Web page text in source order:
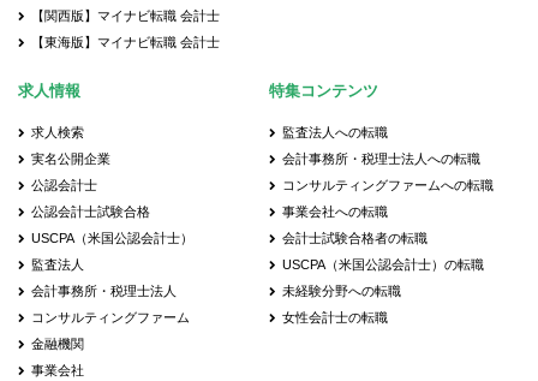
【関西版】マイナビ転職 会計士
【東海版】マイナビ転職 会計士
求人情報
求人検索
実名公開企業
公認会計士
公認会計士試験合格
USCPA（米国公認会計士）
監査法人
会計事務所・税理士法人
コンサルティングファーム
金融機関
事業会社
特集コンテンツ
監査法人への転職
会計事務所・税理士法人への転職
コンサルティングファームへの転職
事業会社への転職
会計士試験合格者の転職
USCPA（米国公認会計士）の転職
未経験分野への転職
女性会計士の転職